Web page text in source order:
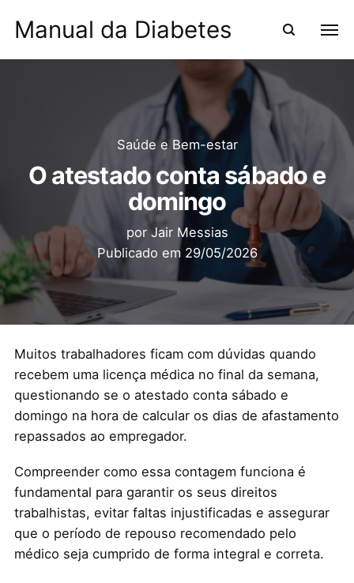
Manual da Diabetes
Saúde e Bem-estar
O atestado conta sábado e
domingo
porJair Messias
Publicado em 29/05/2026
Muitos trabalhadores ficam com dúvidas quando
recebem uma licença médica no final da semana,
questionando se o atestado conta sábado e
domingo na hora de calcular os dias de afastamento
repassados ao empregador.
Compreender como essa contagem funciona é
fundamental para garantir os seus direitos
trabalhistas, evitar faltas injustificadas e assegurar
que o período de repouso recomendado pelo
médico seja cumprido de forma integral e correta.